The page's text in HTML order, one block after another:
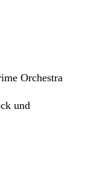
Orchestra
und